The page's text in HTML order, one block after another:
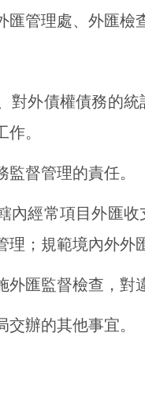
管理處、外匯檢
對外債權債務的
。
監督管理的責任。
內經常項目外匯
；規範境內外外
外匯監督檢查，對
交辦的其他事宜。